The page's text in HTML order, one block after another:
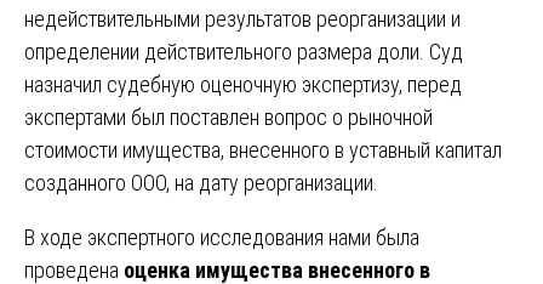
недействительными результатов реорганизации и
определении действительного размера доли. Суд
назначил судебную оценочную экспертизу, перед
экспертами был поставлен вопрос о рыночной
стоимости имущества, внесенного в уставный капитал
созданного ООО, на дату реорганизации.
В ходе экспертного исследования нами была
проведена оценка имущества внесенного в